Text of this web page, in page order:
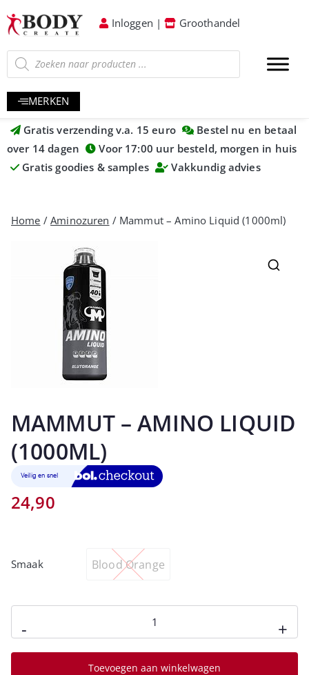
Inloggen | Groothandel
MERKEN
Gratis verzending v.a. 15 euro
Bestel nu en betaal
over 14 dagen
Voor 17:00 uur besteld, morgen in huis
Gratis goodies & samples
Vakkundig advies
Home /Aminozuren / Mammut – Amino Liquid (1000ml)
MAMMUT – AMINO LIQUID
(1000ML)
24,90
Smaak Blood Orange
- +
Toevoegen aan winkelwagen